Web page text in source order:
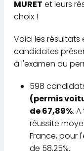
MURET et leurs
choix !
Voici les résultats
candidates
à l'examen du
598
(permis
de 67,89%.
réussite
France, pour
de 58,25%.